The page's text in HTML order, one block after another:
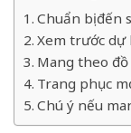
Chuẩn bị đến
Xem trước
Mang theo
Trang phục
Chú ý nếu